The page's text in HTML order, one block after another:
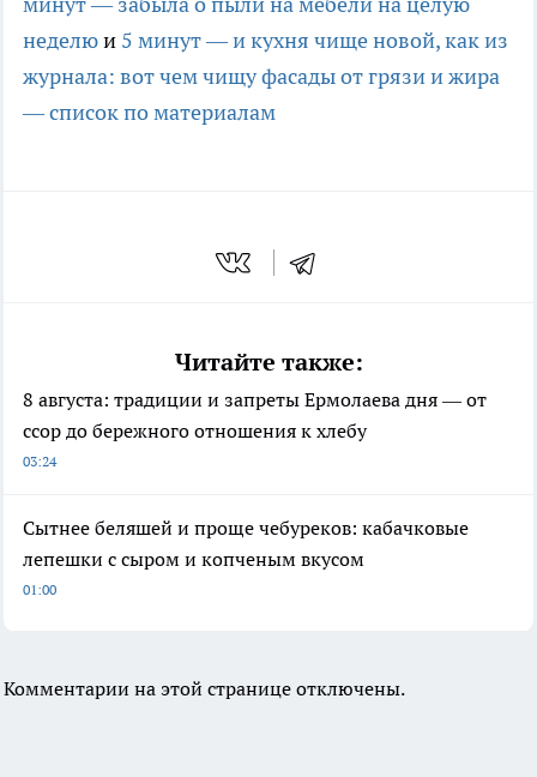
неделюи 5 минут — и кухня чище новой, как из
журнала: вот чем чищу фасады от грязи и жира
— список по материалам
Читайте также:
8 августа: традиции и запреты Ермолаева дня — от
ссор до бережного отношения к хлебу
03:24
Сытнее беляшей и проще чебуреков: кабачковые
лепешки с сыром и копченым вкусом
01:00
Комментарии на этой странице отключены.